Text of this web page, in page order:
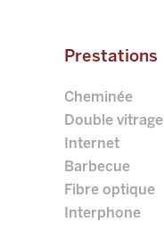
Prestations
Cheminée
Double vitrage
Internet
Barbecue
Fibre optique
Interphone